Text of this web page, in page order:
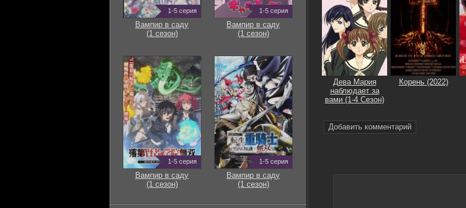
Дева Мария
наблюдает за
вами (1-4 Сезон)
Корень (2022)
Добавить комментарий
1-5 серия
Вампир в саду
(1 сезон)
1-5 серия
Вампир в саду
(1 сезон)
1-5 серия
Вампир в саду
(1 сезон)
1-5 серия
Вампир в саду
(1 сезон)